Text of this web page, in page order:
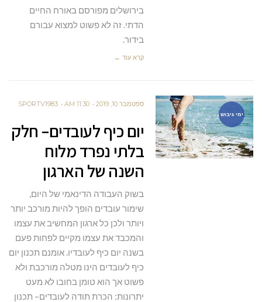
בירושלים מפורסם באורח החיים
הדתי. זה לא פשוט למצוא עבורם
בידור.
קרא עוד ←
ימי גיבוש
ספטמבר 10, 2019 11:30 AM
SPORTV1983
יום כיף לעובדים– חלק
בלתי נפרד מלוח
השנה של הארגון
בשוק העבודה הדינאמי של היום,
שימור עובדים הופך להיות מורכב יותר
ויותר ולכן כל ארגון המחשיב את עצמו
והמכבד את עצמו מקיים לפחות פעם
בשנה יום כיף לעובדיו. אומנם תכנון יום
כיף לעובדים הינו מטלה מורכבת ולא
פשוט אך הוא טומן בחובו לא מעט
יתרונות: הכרת תודה לעובדים– תכנון